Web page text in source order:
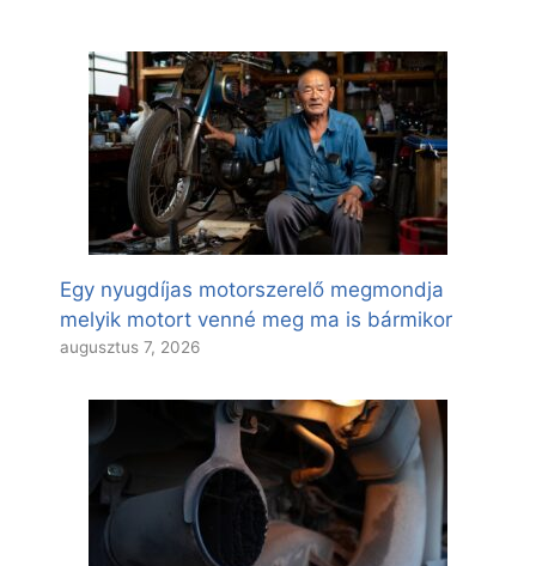
Egy nyugdíjas motorszerelő megmondja
melyik motort venné meg ma is bármikor
augusztus 7, 2026